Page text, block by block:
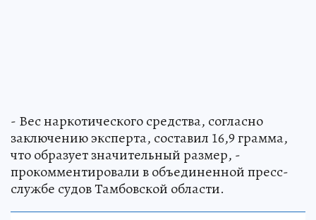
- Вес наркотического средства, согласно
заключению эксперта, составил 16,9 грамма,
что образует значительный размер, -
прокомментировали в объединенной пресс-
службе судов Тамбовской области.